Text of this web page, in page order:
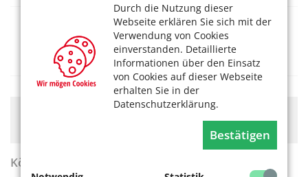
Durch die Nutzung dieser
Webseite erklären Sie sich mit der
Verwendung von Cookies
einverstanden. Detaillierte
Informationen über den Einsatz
von Cookies auf dieser Webseite
erhalten Sie in der
Datenschutzerklärung.
Bestätigen
Stoff der Nation - Fußball hautnah
08.08.2026, 10–18 Uhr
Deutsches Sport & Olympia Museum
Hier könnte Werbung stehen, mit der wir uns
KölnerLeben Sommer 2026